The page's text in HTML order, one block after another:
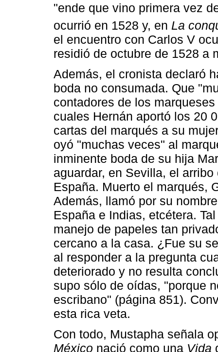
"ende que vino primera vez
ocurrió en 1528 y, en La
el encuentro con Carlos V
residió de octubre de 1528 a
Además, el cronista declaró
boda no consumada. Que
contadores de los
cuales Hernán aportó los 20
cartas del marqués a su
oyó "muchas veces" al
inminente boda de su hija
aguardar, en Sevilla, el
España. Muerto el marqués,
Además, llamó por su
España e Indias, etcétera.
manejo de papeles tan
cercano a la casa. ¿Fue su
al responder a la pregunta
deteriorado y no resulta
supo sólo de oídas, "porque
escribano" (página 851).
esta rica veta.
Con todo, Mustapha señala
México nació como una Vida